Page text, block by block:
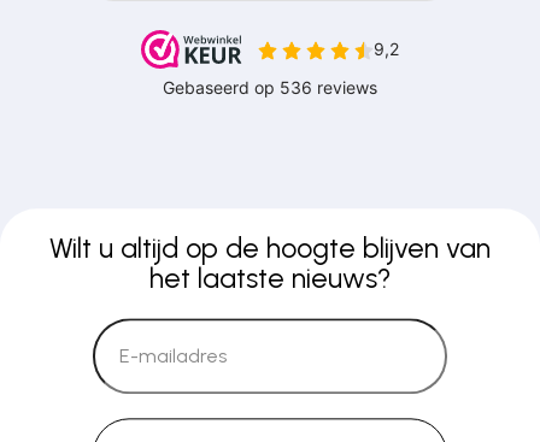
Wilt u altijd op de hoogte blijven van
het laatste nieuws?